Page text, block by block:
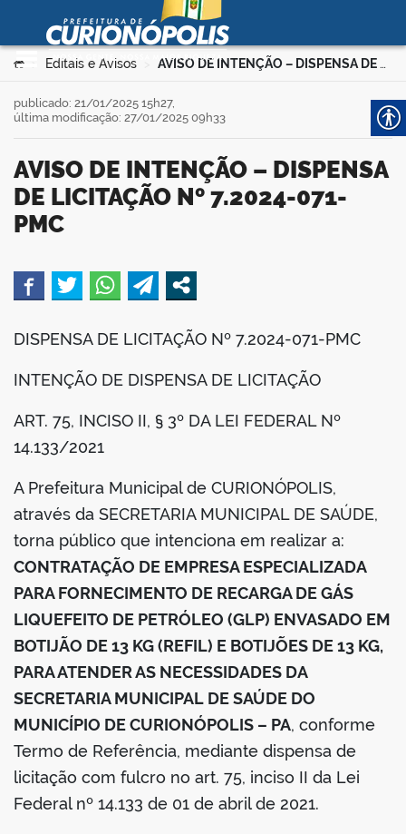
Ir para o conteúdo
Prefeitura Municipal de
Curionópolis
Você está aqui:
Editais e Avisos > AVISO DE INTENÇÃO – DISPENSA DE LICITAÇÃO Nº 7.2024-071-PMC
AVISO DE INTENÇÃO – DISPENSA
DE LICITAÇÃO Nº 7.2024-071-
PMC
publicado: 21/01/2025 15h27,
última modificação: 27/01/2025 09h33
DISPENSA DE LICITAÇÃO Nº 7.2024-071-PMC
INTENÇÃO DE DISPENSA DE LICITAÇÃO
ART. 75, INCISO II, § 3º DA LEI FEDERAL Nº
14.133/2021
A Prefeitura Municipal de CURIONÓPOLIS,
através da SECRETARIA MUNICIPAL DE SAÚDE,
torna público que intenciona em realizar a:
CONTRATAÇÃO DE EMPRESA ESPECIALIZADA
PARA FORNECIMENTO DE RECARGA DE GÁS
LIQUEFEITO DE PETRÓLEO (GLP) ENVASADO EM
BOTIJÃO DE 13 KG (REFIL) E BOTIJÕES DE 13 KG,
PARA ATENDER AS NECESSIDADES DA
SECRETARIA MUNICIPAL DE SAÚDE DO
MUNICÍPIO DE CURIONÓPOLIS – PA, conforme
Termo de Referência, mediante dispensa de
licitação com fulcro no art. 75, inciso II da Lei
Federal nº 14.133 de 01 de abril de 2021.